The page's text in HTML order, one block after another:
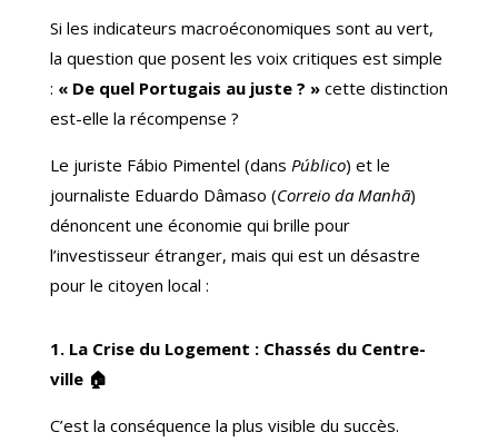
Si les indicateurs macroéconomiques sont au vert,
la question que posent les voix critiques est simple
: « De quel Portugais au juste ? »cette distinction
est-elle la récompense ?
Le juriste Fábio Pimentel (dans Público) et le
journaliste Eduardo Dâmaso (Correio da Manhã)
dénoncent une économie qui brille pour
l’investisseur étranger, mais qui est un désastre
pour le citoyen local :
1. La Crise du Logement : Chassés du Centre-
ville 🏠
C’est la conséquence la plus visible du succès.